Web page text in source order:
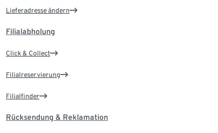
Lieferadresse ändern
Filialabholung
Click & Collect
Filialreservierung
Filialfinder
Rücksendung & Reklamation